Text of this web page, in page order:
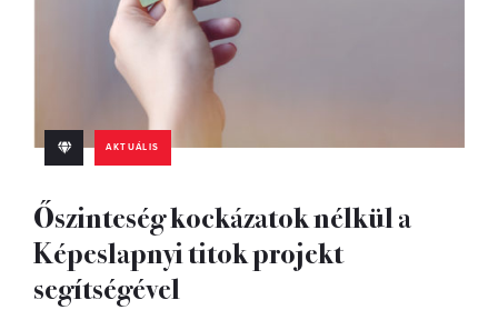
AKTUÁLIS
Őszinteség kockázatok nélkül a
Képeslapnyi titok projekt
segítségével